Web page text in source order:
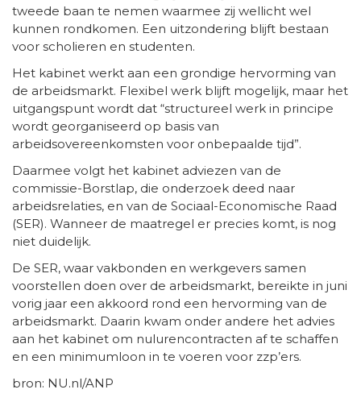
tweede baan te nemen waarmee zij wellicht wel
kunnen rondkomen. Een uitzondering blijft bestaan
voor scholieren en studenten.
Het kabinet werkt aan een grondige hervorming van
de arbeidsmarkt. Flexibel werk blijft mogelijk, maar het
uitgangspunt wordt dat “structureel werk in principe
wordt georganiseerd op basis van
arbeidsovereenkomsten voor onbepaalde tijd”.
Daarmee volgt het kabinet adviezen van de
commissie-Borstlap, die onderzoek deed naar
arbeidsrelaties, en van de Sociaal-Economische Raad
(SER). Wanneer de maatregel er precies komt, is nog
niet duidelijk.
De SER, waar vakbonden en werkgevers samen
voorstellen doen over de arbeidsmarkt, bereikte in juni
vorig jaar een akkoord rond een hervorming van de
arbeidsmarkt. Daarin kwam onder andere het advies
aan het kabinet om nulurencontracten af te schaffen
en een minimumloon in te voeren voor zzp’ers.
bron: NU.nl/ANP